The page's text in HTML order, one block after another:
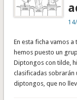
En esta ficha vamos
hemos puesto un
Diptongos con tilde,
clasificadas sobrarán
diptongos, que no